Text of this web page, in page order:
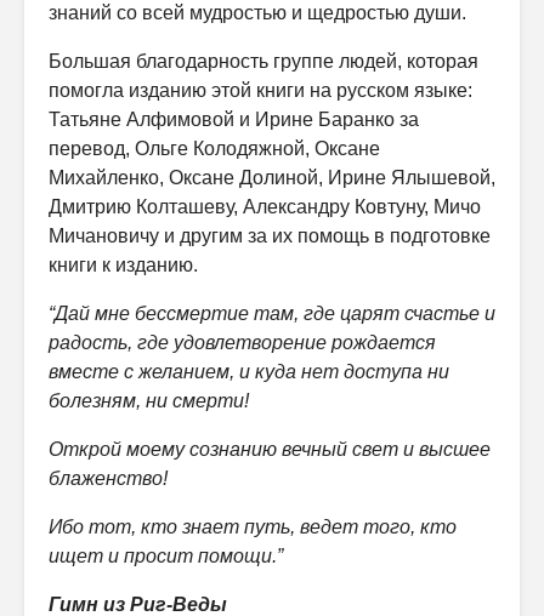
знаний со всей мудростью и щедростью души.
Большая благодарность группе людей, которая
помогла изданию этой книги на русском языке:
Татьяне Алфимовой и Ирине Баранко за
перевод, Ольге Колодяжной, Оксане
Михайленко, Оксане Долиной, Ирине Ялышевой,
Дмитрию Колташеву, Александру Ковтуну, Мичо
Мичановичу и другим за их помощь в подготовке
книги к изданию.
“Дай мне бессмертие там, где царят счастье и
радость, где удовлетворение рождается
вместе с желанием, и куда нет доступа ни
болезням, ни смерти!
Открой моему сознанию вечный свет и высшее
блаженство!
Ибо тот, кто знает путь, ведет того, кто
ищет и просит помощи.”
Гимн из Риг-Веды